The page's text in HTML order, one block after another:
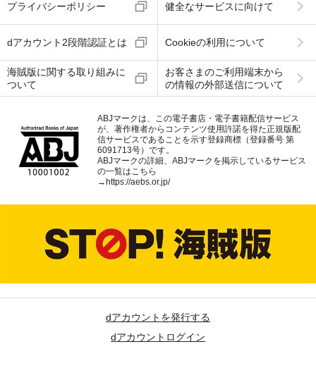
プライバシーポリシー 健全なサービスに向けて
dアカウント2段階認証とは Cookieの利用について
海賊版に関する取り組みに
ついて
お客さまのご利用端末から
の情報の外部送信について
ABJマークは、この電子書店・電子書籍配信サービス
が、著作権者からコンテンツ使用許諾を得た正規版配
信サービスであることを示す登録商標（登録番号 第
6091713号）です。
ABJマークの詳細、ABJマークを掲示しているサービス
の一覧はこちら
→ https://aebs.or.jp/
dアカウントを発行する
dアカウントログイン